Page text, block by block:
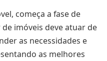
começa a fase de
imóveis deve atuar de
as necessidades e
as melhores